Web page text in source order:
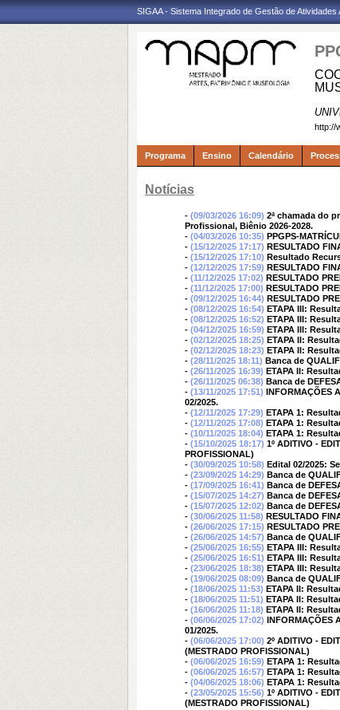
SIGAA - Sistema Integrado de Gestão de Atividades
http://
Programa Ensino Calendário
Notícias
- (09/03/2026 16:09) 2ª chamada do
Profissional, Biênio 2026-2028.
- (04/03/2026 10:35) PPGPS-
- (15/12/2025 17:17) RESULTADO
- (15/12/2025 17:10) Resultado
- (12/12/2025 17:59) RESULTADO
- (11/12/2025 17:02) RESULTADO
- (11/12/2025 17:00) RESULTADO
- (09/12/2025 16:44) RESULTADO
- (08/12/2025 16:54) ETAPA III:
- (08/12/2025 16:52) ETAPA III:
- (04/12/2025 16:59) ETAPA III:
- (02/12/2025 18:25) ETAPA II:
- (02/12/2025 18:23) ETAPA II:
- (28/11/2025 18:11) Banca de
- (26/11/2025 16:39) ETAPA II:
- (26/11/2025 06:38) Banca de
- (13/11/2025 17:51) INFORMAÇÕES
02/2025.
- (12/11/2025 17:29) ETAPA 1:
- (12/11/2025 17:08) ETAPA 1:
- (10/11/2025 18:04) ETAPA 1:
- (15/10/2025 18:17) 1º ADITIVO -
PROFISSIONAL)
- (30/09/2025 10:58) Edital 02/2025:
- (23/09/2025 14:29) Banca de
- (17/09/2025 16:41) Banca de
- (15/07/2025 14:27) Banca de
- (15/07/2025 12:02) Banca de
- (30/06/2025 11:58) RESULTADO
- (26/06/2025 17:15) RESULTADO
- (26/06/2025 14:57) Banca de
- (25/06/2025 16:55) ETAPA III:
- (25/06/2025 16:51) ETAPA III:
- (23/06/2025 18:38) ETAPA III:
- (19/06/2025 08:09) Banca de
- (18/06/2025 11:53) ETAPA II:
- (18/06/2025 11:51) ETAPA II:
- (16/06/2025 11:18) ETAPA II:
- (06/06/2025 17:02) INFORMAÇÕES
01/2025.
- (06/06/2025 17:00) 2º ADITIVO -
(MESTRADO PROFISSIONAL)
- (06/06/2025 16:59) ETAPA 1:
- (06/06/2025 16:57) ETAPA 1:
- (04/06/2025 18:06) ETAPA 1:
- (23/05/2025 15:56) 1º ADITIVO -
(MESTRADO PROFISSIONAL)